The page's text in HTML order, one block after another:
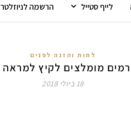
לייף סטייל הרשמה לניוזלטר
לחות והזנה לפנים
18 ביולי 2018